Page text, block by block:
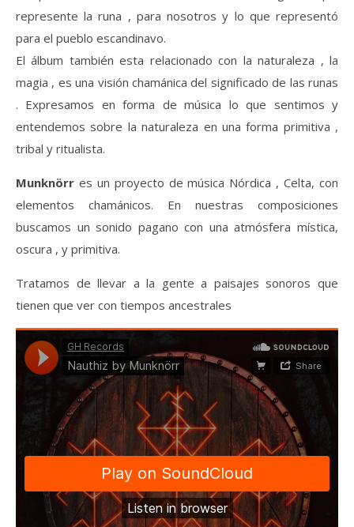
represente la runa , para nosotros y lo que representó
para el pueblo escandinavo.
El álbum también esta relacionado con la naturaleza , la
magia , es una visión chamánica del significado de las runas
. Expresamos en forma de música lo que sentimos y
entendemos sobre la naturaleza en una forma primitiva ,
tribal y ritualista.
Munknörr es un proyecto de música Nórdica , Celta, con
elementos chamánicos. En nuestras composiciones
buscamos un sonido pagano con una atmósfera mística,
oscura , y primitiva.
Tratamos de llevar a la gente a paisajes sonoros que
tienen que ver con tiempos ancestrales